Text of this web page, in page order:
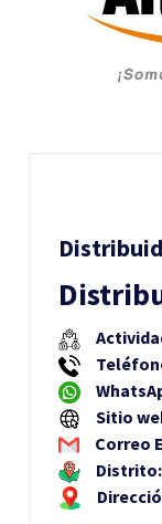
Sitio
Correo
Distrito: